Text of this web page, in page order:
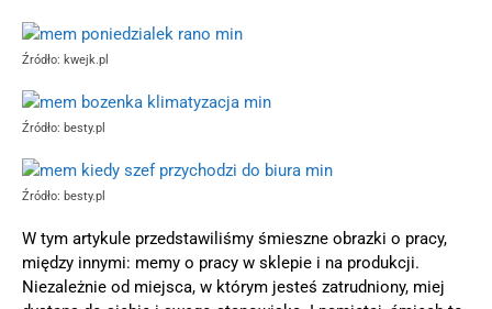
Źródło: kwejk.pl
Źródło: besty.pl
Źródło: besty.pl
W tym artykule przedstawiliśmy śmieszne obrazki o pracy,
między innymi: memy o pracy w sklepie i na produkcji.
Niezależnie od miejsca, w którym jesteś zatrudniony, miej